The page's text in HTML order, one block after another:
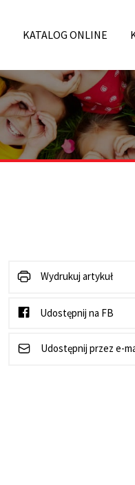
KATALOG ONLINE
Wydrukuj artykuł
Udostępnij na FB
Udostępnij przez e-